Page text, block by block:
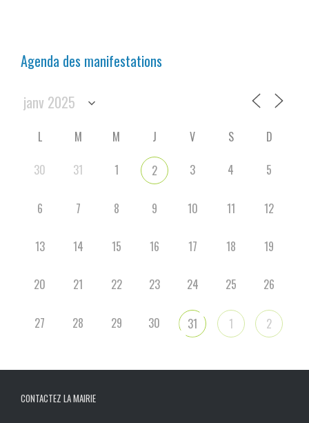
Agenda des manifestations
L M M J V S
D
30
31 1 2 3 4 5
6 7 8 9 10 11 12
13 14 15 16 17 18 19
20 21 22 23 24 25 26
27 28 29 30 31 1 2
CONTACTEZ LA MAIRIE